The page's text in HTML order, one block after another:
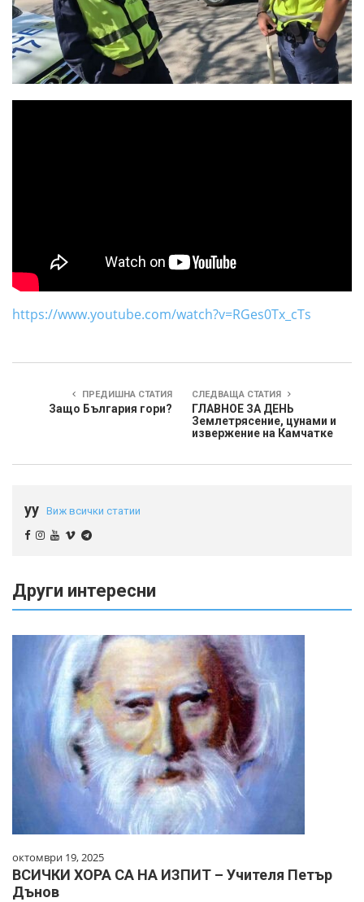
https://www.youtube.com/watch?v=RGes0Tx_cTs
ПРЕДИШНА СТАТИЯ
Защо България гори?
СЛЕДВАЩА СТАТИЯ
ГЛАВНОЕ ЗА ДЕНЬ
Землетрясение, цунами и
извержение на Камчатке
yy Виж всички статии
Други интересни
октомври 19, 2025
ВСИЧКИ ХОРА СА НА ИЗПИТ – Учителя Петър
Дънов